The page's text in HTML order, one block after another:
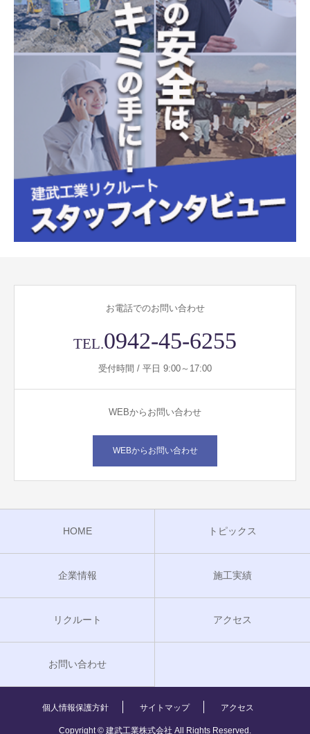
お電話でのお問い合わせ
TEL.0942-45-6255
受付時間 / 平日 9:00～17:00
WEBからお問い合わせ
WEBからお問い合わせ
HOME トピックス
企業情報 施工実績
リクルート アクセス
お問い合わせ
個人情報保護方針 サイトマップ アクセス
Copyright © 建武工業株式会社 All Rights Reserved.